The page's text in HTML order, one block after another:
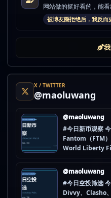
网站做的挺好看的，能
被博友圈拒绝后，我反
X / TWITTER
@maoluwang
@maoluwang
#今日新币观察
Fantom（FTM）
World Liberty
而是更像“热度
把...
@maoluwang
#今日空投筛选
Divvy、Clasho